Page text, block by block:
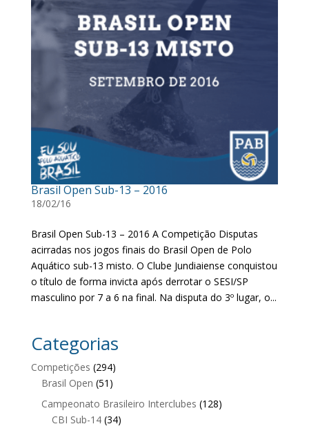
Brasil Open Sub-13 – 2016
18/02/16
Brasil Open Sub-13 – 2016 A Competição Disputas
acirradas nos jogos finais do Brasil Open de Polo
Aquático sub-13 misto. O Clube Jundiaiense conquistou
o título de forma invicta após derrotar o SESI/SP
masculino por 7 a 6 na final. Na disputa do 3º lugar, o...
Categorias
Competições (294)
Brasil Open (51)
Campeonato Brasileiro Interclubes (128)
CBI Sub-14(34)